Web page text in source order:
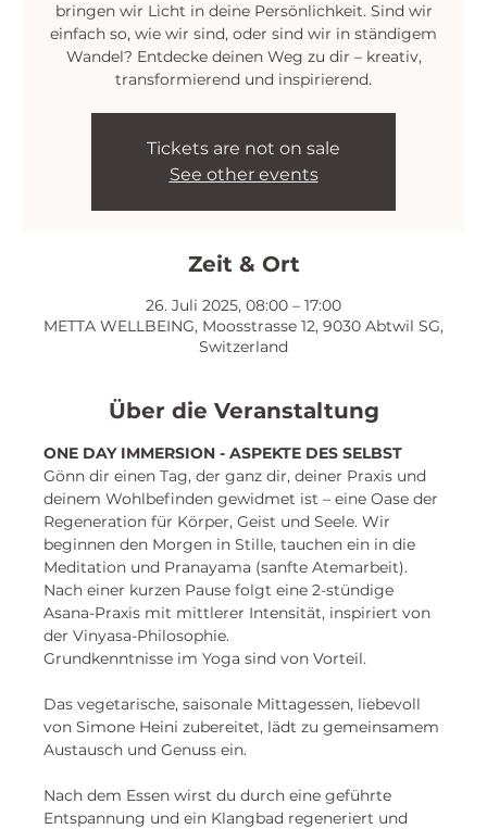
bringen wir Licht in deine Persönlichkeit. Sind wir
einfach so, wie wir sind, oder sind wir in ständigem
Wandel? Entdecke deinen Weg zu dir – kreativ,
transformierend und inspirierend.
Tickets are not on sale
See other events
Zeit & Ort
26. Juli 2025, 08:00 – 17:00
METTA WELLBEING, Moosstrasse 12, 9030 Abtwil SG,
Switzerland
Über die Veranstaltung
ONE DAY IMMERSION - ASPEKTE DES SELBST
Gönn dir einen Tag, der ganz dir, deiner Praxis und
deinem Wohlbefinden gewidmet ist – eine Oase der
Regeneration für Körper, Geist und Seele. Wir
beginnen den Morgen in Stille, tauchen ein in die
Meditation und Pranayama (sanfte Atemarbeit).
Nach einer kurzen Pause folgt eine 2-stündige
Asana-Praxis mit mittlerer Intensität, inspiriert von
der Vinyasa-Philosophie.
Grundkenntnisse im Yoga sind von Vorteil.
Das vegetarische, saisonale Mittagessen, liebevoll
von Simone Heini zubereitet, lädt zu gemeinsamem
Austausch und Genuss ein.
Nach dem Essen wirst du durch eine geführte
Entspannung und ein Klangbad regeneriert und